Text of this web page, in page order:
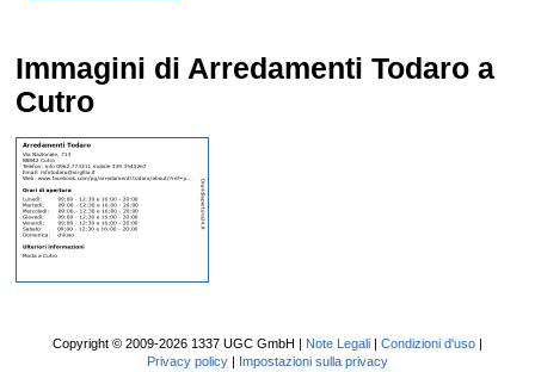
Immagini di Arredamenti Todaro a
Cutro
Copyright © 2009-2026 1337 UGC GmbH | Note Legali| Condizioni d'uso|
Privacy policy| Impostazioni sulla privacy